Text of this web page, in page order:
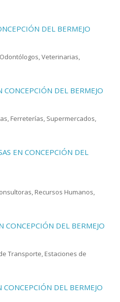
DEL BERMEJO
Veterinarias,
CONCEPCIÓN DEL BERMEJO
Ferreterías, Supermercados,
EN CONCEPCIÓN DEL
Recursos Humanos,
CONCEPCIÓN DEL BERMEJO
Transporte, Estaciones de
DEL BERMEJO